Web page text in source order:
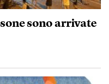
sono arrivate